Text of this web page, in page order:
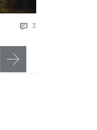
 3